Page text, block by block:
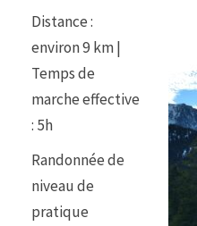
Distance :
environ 9 km |
Temps de
marche effective
: 5h
Randonnée de
niveau de
pratique